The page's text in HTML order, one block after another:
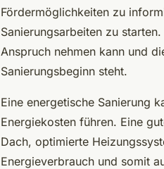
Fördermöglichkeiten zu
Sanierungsarbeiten zu
Anspruch nehmen kann und
Sanierungsbeginn steht.
Eine energetische Sanierung
Energiekosten führen. Eine
Dach, optimierte
Energieverbrauch und somit